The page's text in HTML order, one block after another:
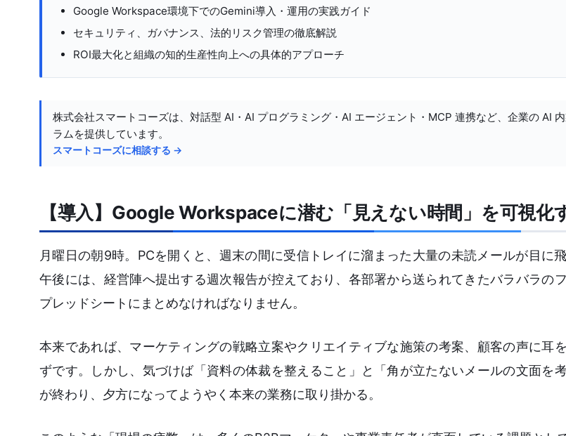
Google Workspace環境下でのGemini導入・運用の実践ガイド
セキュリティ、ガバナンス、法的リスク管理の徹底解説
ROI最大化と組織の知的生産性向上への具体的アプローチ
株式会社スマートコーズは、対話型 AI・AI プログラミング・AI エージェント・MCP 連携など、企業の AI
ラムを提供しています。
スマートコーズに相談する →
【導入】Google Workspaceに潜む「見えない時間」を可視化
月曜日の朝9時。PCを開くと、週末の間に受信トレイに溜まった大量の未読メールが目に
午後には、経営陣へ提出する週次報告が控えており、各部署から送られてきたバラバラの
プレッドシートにまとめなければなりません。
本来であれば、マーケティングの戦略立案やクリエイティブな施策の考案、顧客の声に耳
ずです。しかし、気づけば「資料の体裁を整えること」と「角が立たないメールの文面を
が終わり、夕方になってようやく本来の業務に取り掛かる。